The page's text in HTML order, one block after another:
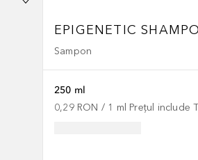
EPIGENETIC
Sampon
250 ml
0,29 RON / 1 ml Prețul include